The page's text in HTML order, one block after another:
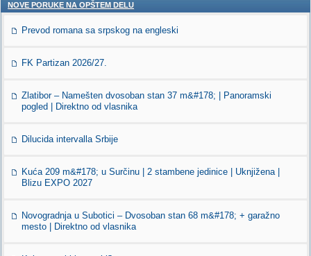
NOVE PORUKE NA OPŠTEM DELU
Prevod romana sa srpskog na engleski
FK Partizan 2026/27.
Zlatibor – Namešten dvosoban stan 37 m&#178; | Panoramski
pogled | Direktno od vlasnika
Dilucida intervalla Srbije
Kuća 209 m&#178; u Surčinu | 2 stambene jedinice | Uknjižena |
Blizu EXPO 2027
Novogradnja u Subotici – Dvosoban stan 68 m&#178; + garažno
mesto | Direktno od vlasnika